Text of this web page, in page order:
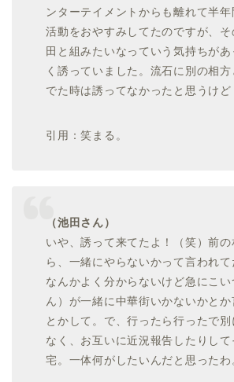
ンターテイメントからも離れて半年
活動をおやすみしてたのですが、
田と組みたいなっていう気持ちがあ
く誘っていました。流石に別の相
でた時は誘ってなかったと思うけど
引用：笑まる。
（池田さん）
いや、誘って来てたよ！（笑）前
ら、一緒にやらないかって言われて
なんかよく分からないけど急にこい
ん）が一緒に中華街いかないかとか
とかして。で、行ったら行ったで別
なく、お互いに近況報告したりし
宅。一体何がしたいんだと思ったわ